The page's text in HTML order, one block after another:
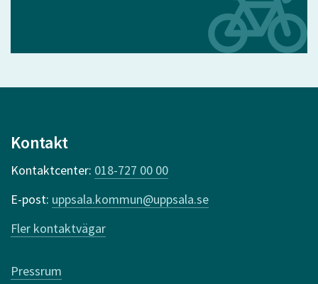
Kontakt
Kontaktcenter: 018-727 00 00
E-post: uppsala.kommun@uppsala.se
Fler kontaktvägar
Pressrum